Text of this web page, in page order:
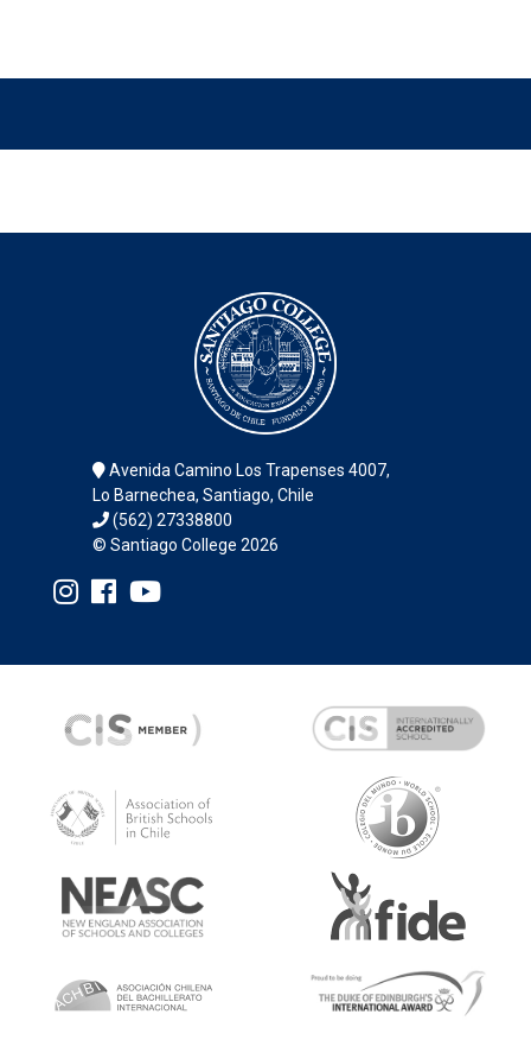
Avenida Camino Los Trapenses 4007,
Lo Barnechea, Santiago, Chile
(562) 27338800
© Santiago College 2026